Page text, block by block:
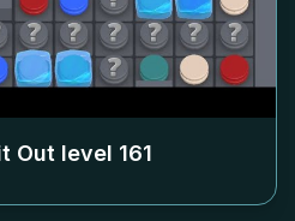
Out level 161